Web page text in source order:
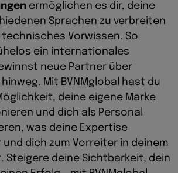
ermöglichen es dir, deine
Sprachen zu verbreiten
technisches Vorwissen. So
ein internationales
neue Partner über
Mit BVNMglobal hast du
deine eigene Marke
und dich als Personal
was deine Expertise
dich zum Vorreiter in deinem
Steigere deine Sichtbarkeit, dein